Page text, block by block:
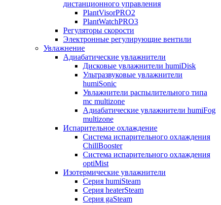
дистанционного управления
PlantVisorPRO2
PlantWatchPRO3
Регуляторы скорости
Электронные регулирующие вентили
Увлажнение
Адиабатические увлажнители
Дисковые увлажнители humiDisk
Ультразвуковые увлажнители
humiSonic
Увлажнители распылительного типа
mc multizone
Адиабатические увлажнители humiFog
multizone
Испарительное охлаждение
Система испарительного охлаждения
ChillBooster
Система испарительного охлаждения
optiMist
Изотермические увлажнители
Серия humiSteam
Серия heaterSteam
Серия gaSteam